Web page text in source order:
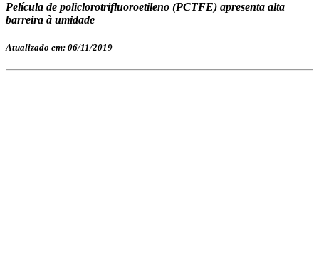
Película de policlorotrifluoroetileno (PCTFE) apresenta alta
barreira à umidade
Atualizado em: 06/11/2019